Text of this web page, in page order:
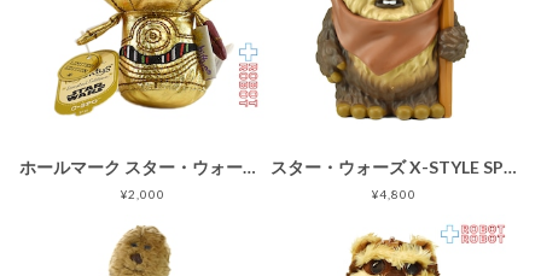
ホールマーク スター・ウォーズ C-3PO itty bittys ぬいぐるみ 限定
¥2,000
スター・ウォーズ X-STYLE SPM-X09 ウィケット ソフビパペットマスコット 開封 箱付き
¥4,800